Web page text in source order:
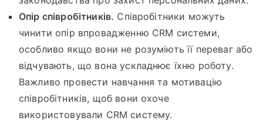
Опір співробітників. Співробітники можуть
чинити опір впровадженню CRM системи,
особливо якщо вони не розуміють її переваг або
відчувають, що вона ускладнює їхню роботу.
Важливо провести навчання та мотивацію
співробітників, щоб вони охоче
використовували CRM систему.